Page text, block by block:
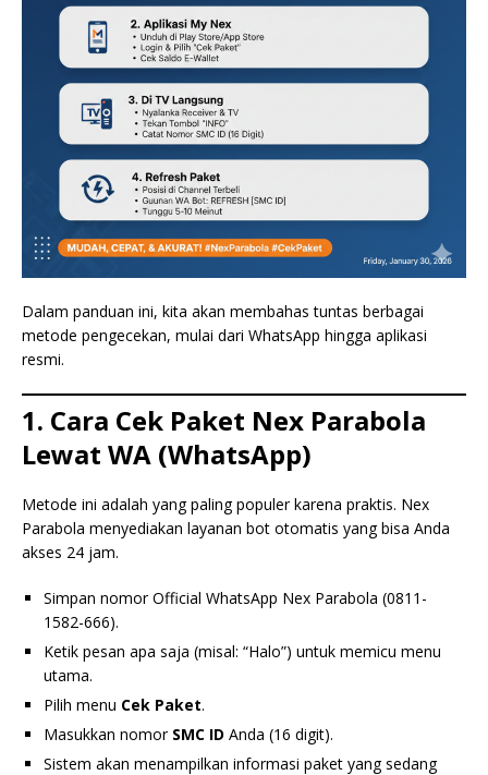
Dalam panduan ini, kita akan membahas tuntas berbagai
metode pengecekan, mulai dari WhatsApp hingga aplikasi
resmi.
1. Cara Cek Paket Nex Parabola
Lewat WA (WhatsApp)
Metode ini adalah yang paling populer karena praktis. Nex
Parabola menyediakan layanan bot otomatis yang bisa Anda
akses 24 jam.
Simpan nomor Official WhatsApp Nex Parabola (0811-
1582-666).
Ketik pesan apa saja (misal: “Halo”) untuk memicu menu
utama.
Pilih menu Cek Paket.
Masukkan nomor SMC ID Anda (16 digit).
Sistem akan menampilkan informasi paket yang sedang